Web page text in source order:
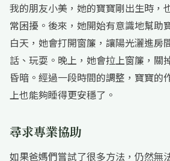
我的朋友小美，她的寶寶剛出生時，
常困擾。後來，她開始有意識地幫助
白天，她會打開窗簾，讓陽光灑進房
話、玩耍。晚上，她會拉上窗簾，關
昏暗。經過一段時間的調整，寶寶的
上也能夠睡得更安穩了。
尋求專業協助
如果爸媽們嘗試了很多方法，仍然無